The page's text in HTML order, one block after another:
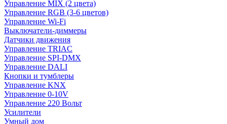
Управление MIX (2 цвета)
Управление RGB (3-6 цветов)
Управление Wi-Fi
Выключатели-диммеры
Датчики движения
Управление TRIAC
Управление SPI-DMX
Управление DALI
Кнопки и тумблеры
Управление KNX
Управление 0-10V
Управление 220 Вольт
Усилители
Умный дом